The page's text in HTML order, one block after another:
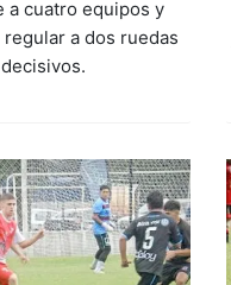
a cuatro equipos y
a dos ruedas